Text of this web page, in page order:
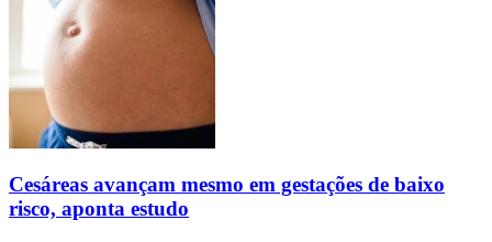
Cesáreas avançam mesmo em gestações de baixo
risco, aponta estudo